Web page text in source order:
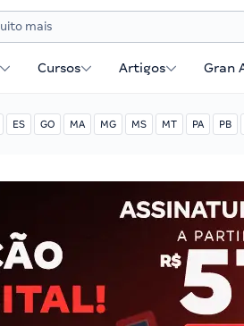
Cursos Artigos Gran
ES GO MA MG MS MT PA PB